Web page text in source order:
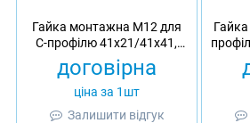
Гайка монтажна M12 для
C-профілю 41х21/41х41,
Ardic
договірна
ціна за 1шт
Залишити відгук